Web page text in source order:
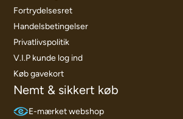
Fortrydelsesret
Handelsbetingelser
Privatlivspolitik
V.I.P kunde log ind
Køb gavekort
Nemt & sikkert køb
E-mærket webshop